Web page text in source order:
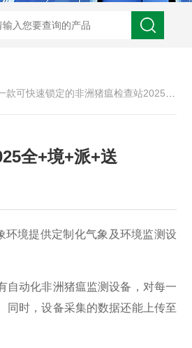
水质监测站 WX-BN20能见度监测仪
速锁定的非洲猪瘟检查站2025全+境+派+送
全+境+派+送
境提供定制化气象及环境监测设
自动化非洲猪瘟监测设备，对每一
同时，设备采集的数据还能上传至